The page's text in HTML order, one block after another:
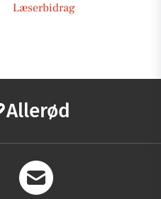
Læserbidrag
Allerød